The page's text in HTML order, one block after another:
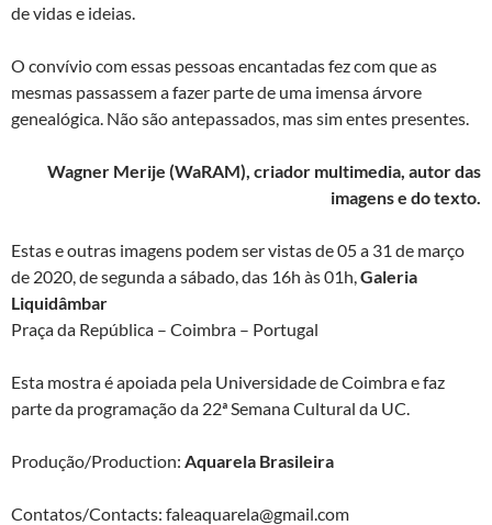
de vidas e ideias.
O convívio com essas pessoas encantadas fez com que as
mesmas passassem a fazer parte de uma imensa árvore
genealógica. Não são antepassados, mas sim entes presentes.
Wagner Merije (WaRAM), criador multimedia, autor das
imagens e do texto.
Estas e outras imagens podem ser vistas de 05 a 31 de março
de 2020, de segunda a sábado, das 16h às 01h,Galeria
Liquidâmbar
Praça da República – Coimbra – Portugal
Esta mostra é apoiada pela Universidade de Coimbra e faz
parte da programação da 22ª Semana Cultural da UC.
Produção/Production: Aquarela Brasileira
Contatos/Contacts: faleaquarela@gmail.com